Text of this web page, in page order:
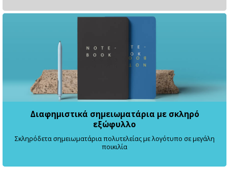
Διαφημιστικά σημειωματάρια με σκληρό
εξώφυλλο
Σκληρόδετα σημειωματάρια πολυτελείας με λογότυπο σε μεγάλη
ποικιλία